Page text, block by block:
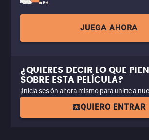
JUEGA AHORA
¿QUIERES DECIR LO QUE
SOBRE ESTA PELÍCULA?
¡Inicia sesión ahora mismo para unirte a
QUIERO ENTRAR